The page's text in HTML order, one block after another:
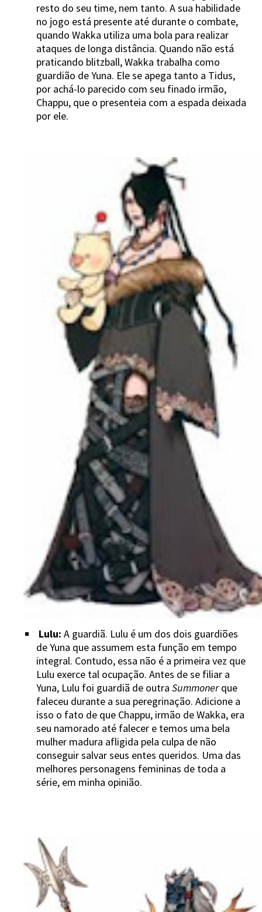
resto do seu time, nem tanto. A sua habilidade
no jogo está presente até durante o combate,
quando Wakka utiliza uma bola para realizar
ataques de longa distância. Quando não está
praticando blitzball, Wakka trabalha como
guardião de Yuna. Ele se apega tanto a Tidus,
por achá-lo parecido com seu finado irmão,
Chappu, que o presenteia com a espada deixada
por ele.
Lulu: A guardiã. Lulu é um dos dois guardiões
de Yuna que assumem esta função em tempo
integral. Contudo, essa não é a primeira vez que
Lulu exerce tal ocupação. Antes de se filiar a
Yuna, Lulu foi guardiã de outraSummonerque
faleceu durante a sua peregrinação. Adicione a
isso o fato de que Chappu, irmão de Wakka, era
seu namorado até falecer e temos uma bela
mulher madura afligida pela culpa de não
conseguir salvar seus entes queridos. Uma das
melhores personagens femininas de toda a
série, em minha opinião.